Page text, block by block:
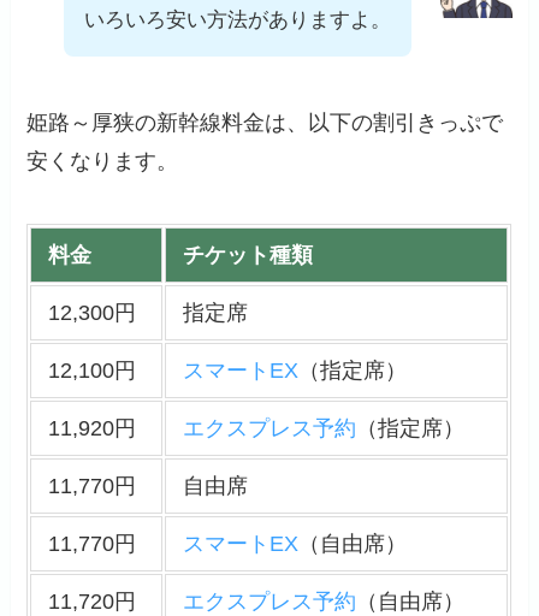
いろいろ安い方法がありますよ。
姫路～厚狭の新幹線料金は、以下の割引きっぷで
安くなります。
料金 チケット種類
12,300円 指定席
12,100円 スマートEX（指定席）
11,920円 エクスプレス予約 （指定席）
11,770円 自由席
11,770円 スマートEX（自由席）
11,720円 エクスプレス予約 （自由席）